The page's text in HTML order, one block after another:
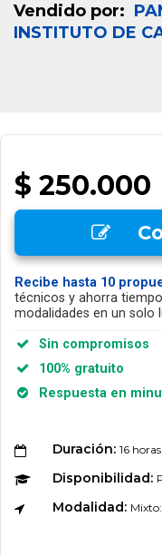
Vendido por:
INSTITUTO DE
$ 250.000
Recibe hasta 10
técnicos y ahorra
modalidades en un solo
Sin compromisos
100% gratuito
Respuesta en
Duración: 16 horas
Disponibilidad:
Modalidad: